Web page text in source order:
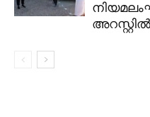
അറസ്റ്റിൽ